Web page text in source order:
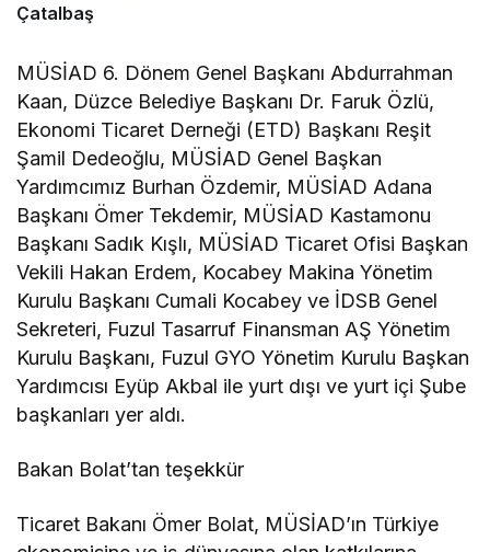
Çatalbaş
MÜSİAD 6. Dönem Genel Başkanı Abdurrahman
Kaan, Düzce Belediye Başkanı Dr. Faruk Özlü,
Ekonomi Ticaret Derneği (ETD) Başkanı Reşit
Şamil Dedeoğlu, MÜSİAD Genel Başkan
Yardımcımız Burhan Özdemir, MÜSİAD Adana
Başkanı Ömer Tekdemir, MÜSİAD Kastamonu
Başkanı Sadık Kışlı, MÜSİAD Ticaret Ofisi Başkan
Vekili Hakan Erdem, Kocabey Makina Yönetim
Kurulu Başkanı Cumali Kocabey ve İDSB Genel
Sekreteri, Fuzul Tasarruf Finansman AŞ Yönetim
Kurulu Başkanı, Fuzul GYO Yönetim Kurulu Başkan
Yardımcısı Eyüp Akbal ile yurt dışı ve yurt içi Şube
başkanları yer aldı.
Bakan Bolat’tan teşekkür
Ticaret Bakanı Ömer Bolat, MÜSİAD’ın Türkiye